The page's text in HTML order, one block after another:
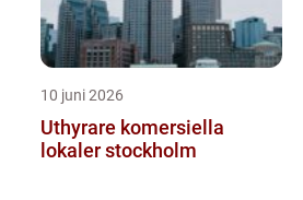
10 juni 2026
Uthyrare komersiella
lokaler stockholm